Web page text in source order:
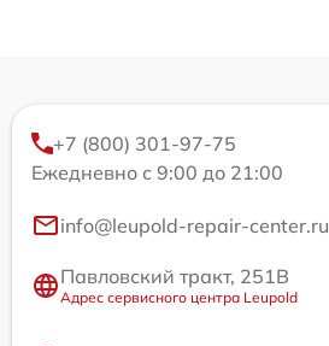
+7 (800) 301-97-75
Ежедневно с 9:00 до 21:00
info@leupold-repair-center.ru
Павловский тракт, 251В
Адрес сервисного центра Leupold